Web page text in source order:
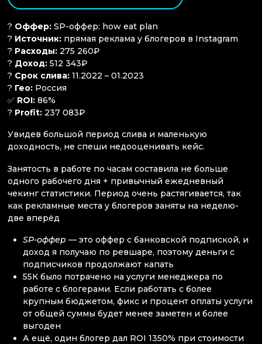
? Оффер: SP-оффер: how eat plan
? Источник: прямая реклама у блогеров в Instagram
? Расходы: 275 260₽
? Доход: 512 343₽
? Срок слива: 11.2022 – 01.2023
? Гео: Россия
✅ ROI: 86%
? Profit: 237 083₽
Увидев большой период слива и маленькую
доходность, не спеши недооценивать кейс.
Занятость в работе по часам составила не больше
одного рабочего дня + привычный ежедневный
чекинг статистики. Период очень растягивается, так
как рекламные места у блогеров заняты на неделю-
две вперёд
SP-оффер — это оффер с банковской подпиской, и
доход я получаю по ревшаре, поэтому деньги с
подписчиков продолжают капать
55К было потрачено на услуги менеджера по
работе с блогерами. Если работать с более
крупным бюджетом, фикс и процент оплаты услуги
от общей суммы будет менее заметен и более
выгоден
А ещё, один блогер дал ROI 1350% при стоимости